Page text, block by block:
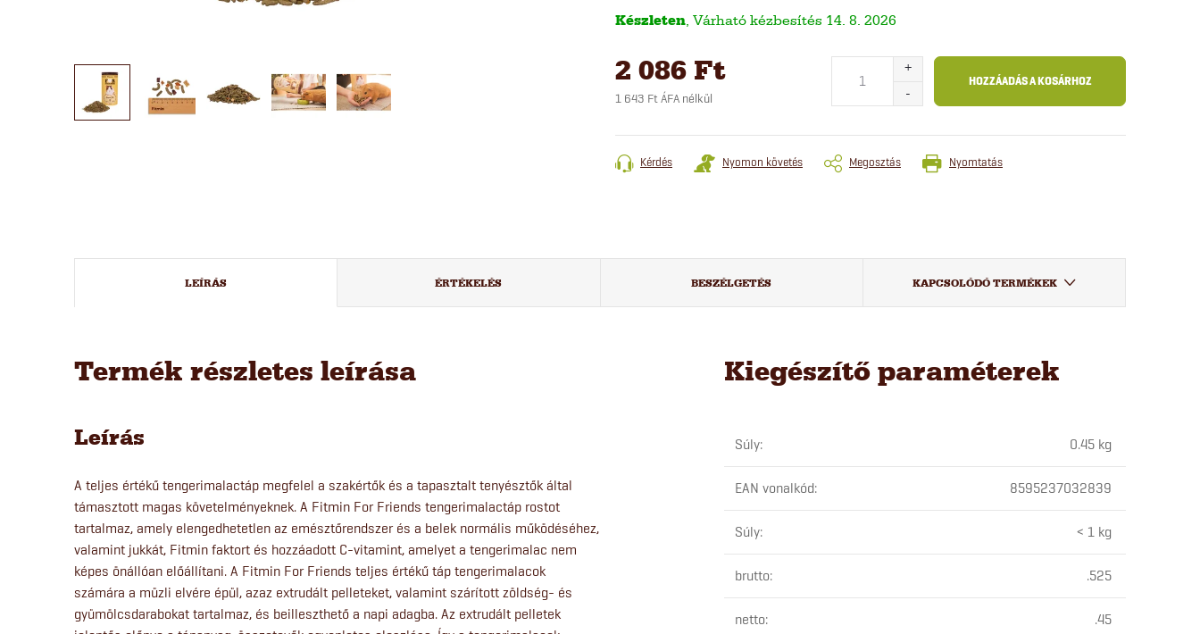
Készleten 14. 8. 2026
2 086 Ft
1 643 Ft ÁFA nélkül
HOZZÁADÁS A KOSÁRHOZ
Nyomtatás
Kérdés Nyomon követés Megosztás
LEÍRÁS ÉRTÉKELÉS BESZÉLGETÉS KAPCSOLÓDÓ TERMÉKEK
Termék részletes leírása
Leírás
A teljes értékű tengerimalactáp megfelel a szakértők és a tapasztalt tenyésztők által
támasztott magas követelményeknek. A Fitmin For Friends tengerimalactáp rostot
tartalmaz, amely elengedhetetlen az emésztőrendszer és a belek normális működéséhez,
valamint jukkát, Fitmin faktort és hozzáadott C-vitamint, amelyet a tengerimalac nem
képes önállóan előállítani. A Fitmin For Friends teljes értékű táp tengerimalacok
számára a müzli elvére épül, azaz extrudált pelleteket, valamint szárított zöldség- és
gyümölcsdarabokat tartalmaz, és beilleszthető a napi adagba. Az extrudált pelletek
Kiegészítő paraméterek
Súly: 0.45 kg
EAN vonalkód: 8595237032839
Súly: < 1 kg
brutto: .525
netto: .45